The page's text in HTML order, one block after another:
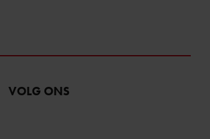
VOLG ONS